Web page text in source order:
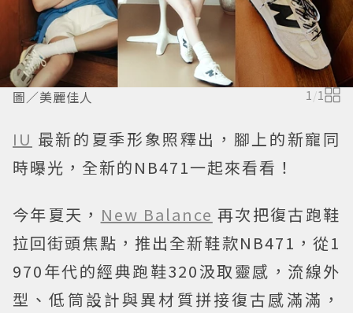
圖／美麗佳人 1 /1
IU 最新的夏季形象照釋出，腳上的新寵同
時曝光，全新的NB471一起來看看！
今年夏天， New Balance 再次把復古跑鞋
拉回街頭焦點，推出全新鞋款NB471，從1
970年代的經典跑鞋320汲取靈感，流線外
型、低筒設計與異材質拼接復古感滿滿，